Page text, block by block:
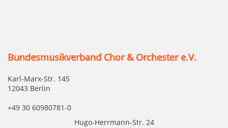
Bundesmusikverband Chor & Orchester e.V.
Karl-Marx-Str. 145
12043 Berlin
+49 30 60980781-0
Hugo-Herrmann-Str. 24